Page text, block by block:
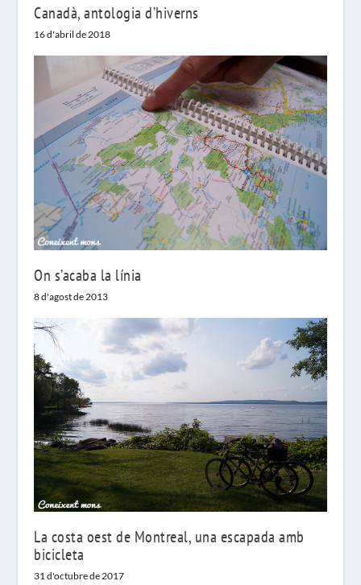
Canadà, antologia d’hiverns
16 d'abril de 2018
On s’acaba la línia
8 d'agost de 2013
La costa oest de Montreal, una escapada amb
bicicleta
31 d'octubre de 2017